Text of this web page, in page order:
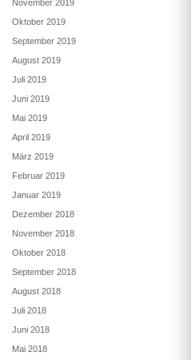
November 2019
Oktober 2019
September 2019
August 2019
Juli 2019
Juni 2019
Mai 2019
April 2019
März 2019
Februar 2019
Januar 2019
Dezember 2018
November 2018
Oktober 2018
September 2018
August 2018
Juli 2018
Juni 2018
Mai 2018